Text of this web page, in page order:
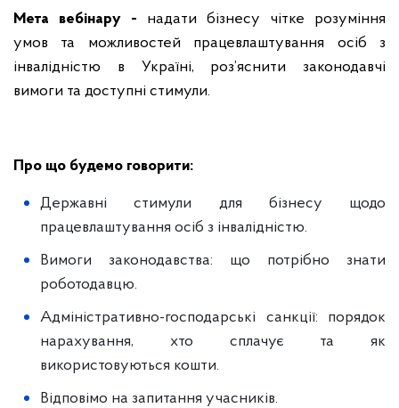
Мета вебінару - надати бізнесу чітке розуміння
умов та можливостей працевлаштування осіб з
інвалідністю в Україні, роз’яснити законодавчі
вимоги та доступні стимули.
Про що будемо говорити:
Державні стимули для бізнесу щодо
працевлаштування осіб з інвалідністю.
Вимоги законодавства: що потрібно знати
роботодавцю.
Адміністративно-господарські санкції: порядок
нарахування, хто сплачує та як
використовуються кошти.
Відповімо на запитання учасників.